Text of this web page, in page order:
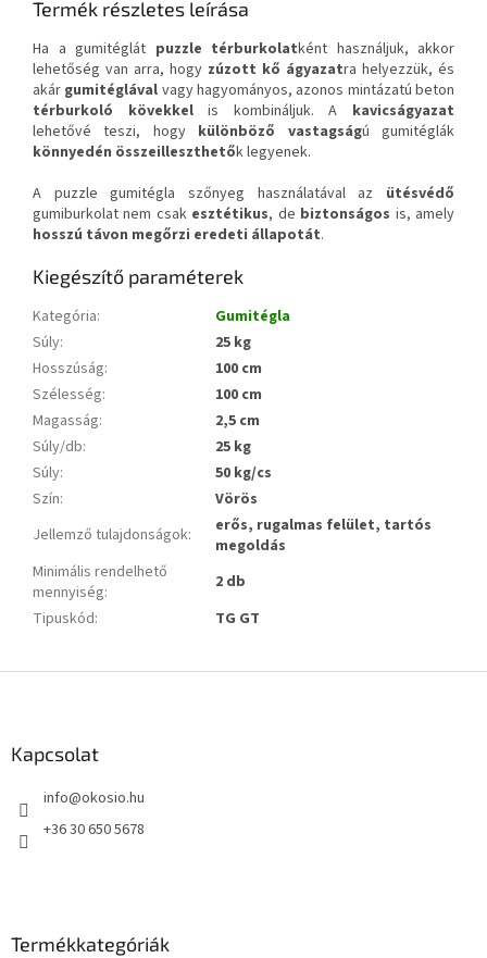
Termék részletes leírása
Ha a gumitéglát puzzle térburkolatként használjuk, akkor
lehetőség van arra, hogy zúzott kő ágyazatra helyezzük, és
akár gumitéglával vagy hagyományos, azonos mintázatú beton
térburkoló kövekkelis kombináljuk. A kavicságyazat
lehetővé teszi, hogy különböző vastagságú gumitéglák
könnyedén összeilleszthetők legyenek.
A puzzle gumitégla szőnyeg használatával az ütésvédő
gumiburkolat nem csak esztétikus, de biztonságos is, amely
hosszú távon megőrzi eredeti állapotát.
Kiegészítő paraméterek
Kategória:
Gumitégla
Súly:
25 kg
Hosszúság:
100 cm
Szélesség:
100 cm
Magasság:
2,5 cm
Súly/db:
25 kg
Súly:
50 kg/cs
Szín:
Vörös
Jellemző tulajdonságok:
erős, rugalmas felület, tartós
megoldás
Minimális rendelhető
mennyiség:
2 db
Tipuskód: TG GT
Kapcsolat
info@okosio.hu
+36 30 650 5678
Termékkategóriák